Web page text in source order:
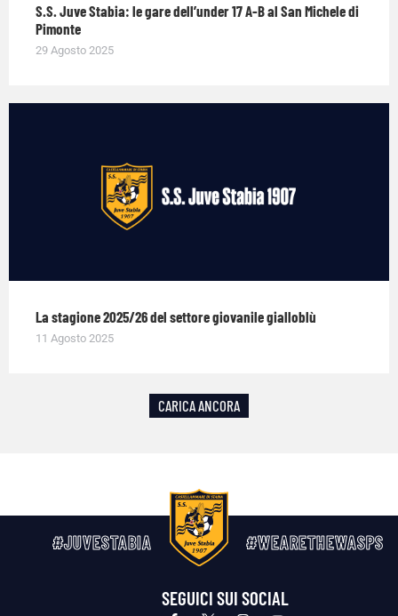
S.S. Juve Stabia: le gare dell’under 17 A-B al San Michele di
Pimonte
29 Agosto 2025
La stagione 2025/26 del settore giovanile gialloblù
11 Agosto 2025
CARICA ANCORA
#JUVESTABIA #WEARETHEWASPS
SEGUICI SUI SOCIAL